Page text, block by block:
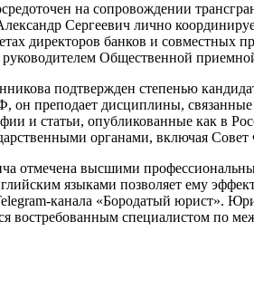
на сопровождении
Сергеевич лично
директоров банков и
Общественной
подтвержден степенью
он преподает дисциплины,
и статьи, опубликованные как в
органами, включая
отмечена высшими
языками позволяет ему
канала «Бородатый юрист».
востребованным специалистом по